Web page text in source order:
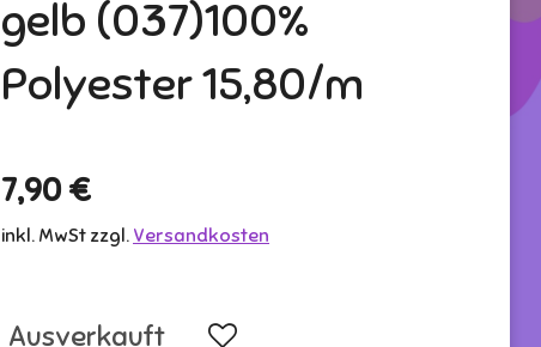
gelb (037)100%
Polyester 15,80/m
7,90 €
inkl. MwSt zzgl. Versandkosten
Ausverkauft